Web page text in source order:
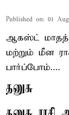
Published on: 01
ஆகஸ்ட்
மற்றும் மீன
பார்ப்போம்....
தனுசு